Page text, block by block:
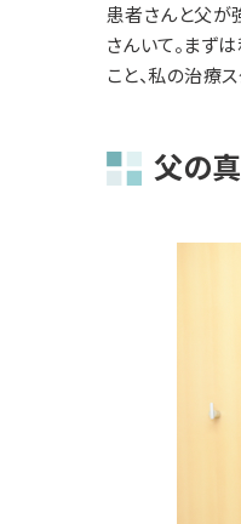
患者さんと父が
さんいて。まず
こと、私の治療
父の